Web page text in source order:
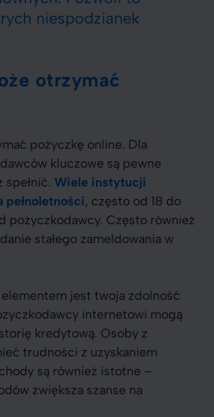
niespodzianek
otrzymać
pożyczkę online. Dla
kluczowe są pewne
Wiele instytucji
pełnoletności, często od 18 do
pożyczkodawcy. Często również
stałego zameldowania w
jest twoja zdolność
internetowi mogą
kredytową. Osoby z
trudności z uzyskaniem
są również istotne –
zwiększa szanse na